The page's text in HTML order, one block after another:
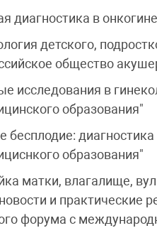
диагностика в
детского,
общество
исследования в
образования"
бесплодие:
образования"
матки, влагалище,
и практические
форума с